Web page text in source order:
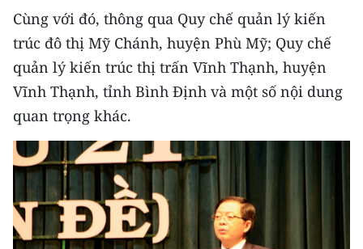
Cùng với đó, thông qua Quy chế quản lý kiến
trúc đô thị Mỹ Chánh, huyện Phù Mỹ; Quy chế
quản lý kiến trúc thị trấn Vĩnh Thạnh, huyện
Vĩnh Thạnh, tỉnh Bình Định và một số nội dung
quan trọng khác.